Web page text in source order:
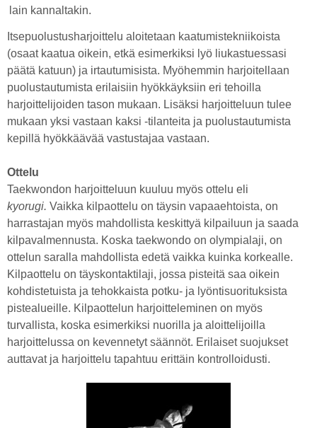
lain kannaltakin.
Itsepuolustusharjoittelu aloitetaan kaatumistekniikoista
(osaat kaatua oikein, etkä esimerkiksi lyö liukastuessasi
päätä katuun) ja irtautumisista. Myöhemmin harjoitellaan
puolustautumista erilaisiin hyökkäyksiin eri tehoilla
harjoittelijoiden tason mukaan. Lisäksi harjoitteluun tulee
mukaan yksi vastaan kaksi -tilanteita ja puolustautumista
kepillä hyökkäävää vastustajaa vastaan.
Ottelu
Taekwondon harjoitteluun kuuluu myös ottelu eli
kyorugi. Vaikka kilpaottelu on täysin vapaaehtoista, on
harrastajan myös mahdollista keskittyä kilpailuun ja saada
kilpavalmennusta. Koska taekwondo on olympialaji, on
ottelun saralla mahdollista edetä vaikka kuinka korkealle.
Kilpaottelu on täyskontaktilaji, jossa pisteitä saa oikein
kohdistetuista ja tehokkaista potku- ja lyöntisuorituksista
pistealueille. Kilpaottelun harjoitteleminen on myös
turvallista, koska esimerkiksi nuorilla ja aloittelijoilla
harjoittelussa on kevennetyt säännöt. Erilaiset suojukset
auttavat ja harjoittelu tapahtuu erittäin kontrolloidusti.